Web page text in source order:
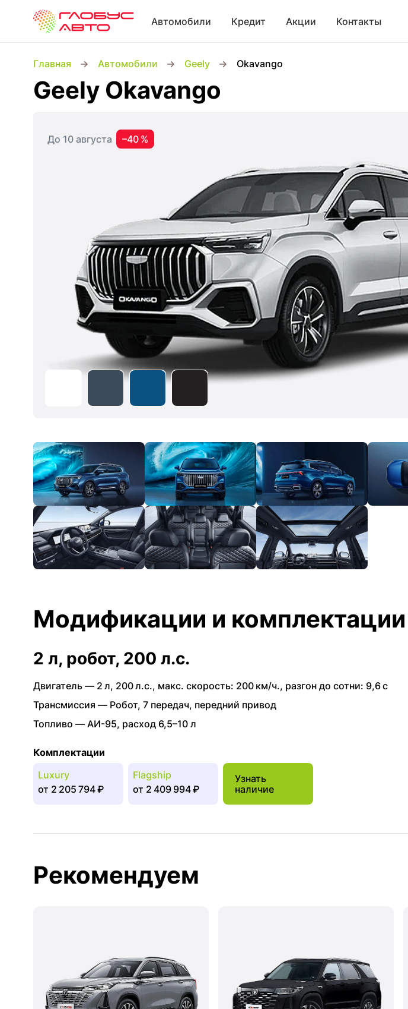
Автомобили Кредит Акции Контакты
Главная Автомобили Geely Okavango
Geely Okavango
До 10 августа
–40 %
Модификации и комплектации
2 л, робот, 200 л.с.
Двигатель — 2 л, 200 л.с., макс. скорость: 200 км/ч., разгон до сотни: 9,6 с
Трансмиссия — Робот, 7 передач, передний привод
Топливо — АИ-95, расход 6,5–10 л
Комплектации
Luxury
от 2 205 794 ₽
Flagship
от 2 409 994 ₽
Узнать
наличие
Рекомендуем